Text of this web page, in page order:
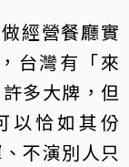
經營餐廳實
台灣有「來
多大牌，但
以恰如其份
不演別人只